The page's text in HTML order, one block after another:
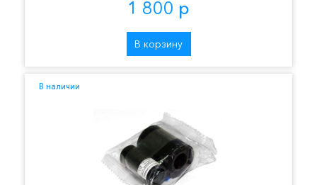
1 800 р
В корзину
В наличии